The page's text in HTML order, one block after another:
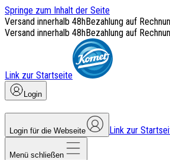
Springe zum Inhalt der Seite
Versand innerhalb 48hBezahlung auf
Versand innerhalb 48hBezahlung auf
Link zur Startseite
Login
Login für die Webseite Link zur
Menü schließen